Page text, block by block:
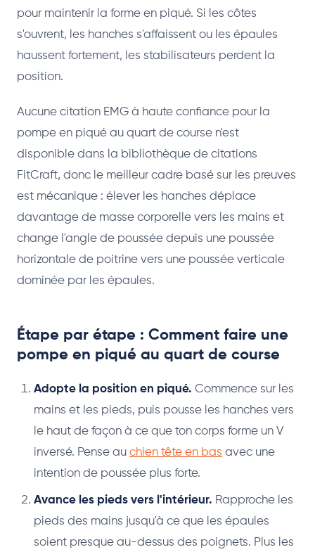
pour maintenir la forme en piqué. Si les côtes
s'ouvrent, les hanches s'affaissent ou les épaules
haussent fortement, les stabilisateurs perdent la
position.
Aucune citation EMG à haute confiance pour la
pompe en piqué au quart de course n'est
disponible dans la bibliothèque de citations
FitCraft, donc le meilleur cadre basé sur les preuves
est mécanique : élever les hanches déplace
davantage de masse corporelle vers les mains et
change l'angle de poussée depuis une poussée
horizontale de poitrine vers une poussée verticale
dominée par les épaules.
Étape par étape : Comment faire une
pompe en piqué au quart de course
Adopte la position en piqué. Commence sur les
mains et les pieds, puis pousse les hanches vers
le haut de façon à ce que ton corps forme un V
inversé. Pense au chien tête en bas avec une
intention de poussée plus forte.
Avance les pieds vers l'intérieur. Rapproche les
pieds des mains jusqu'à ce que les épaules
soient presque au-dessus des poignets. Plus les